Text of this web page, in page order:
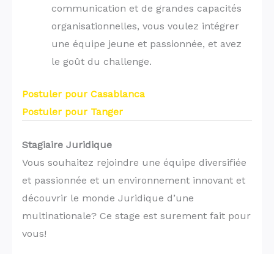
communication et de grandes capacités
organisationnelles, vous voulez intégrer
une équipe jeune et passionnée, et avez
le goût du challenge.
Postuler pour Casablanca
Postuler pour Tanger
Stagiaire Juridique
Vous souhaitez rejoindre une équipe diversifiée
et passionnée et un environnement innovant et
découvrir le monde Juridique d’une
multinationale? Ce stage est surement fait pour
vous!